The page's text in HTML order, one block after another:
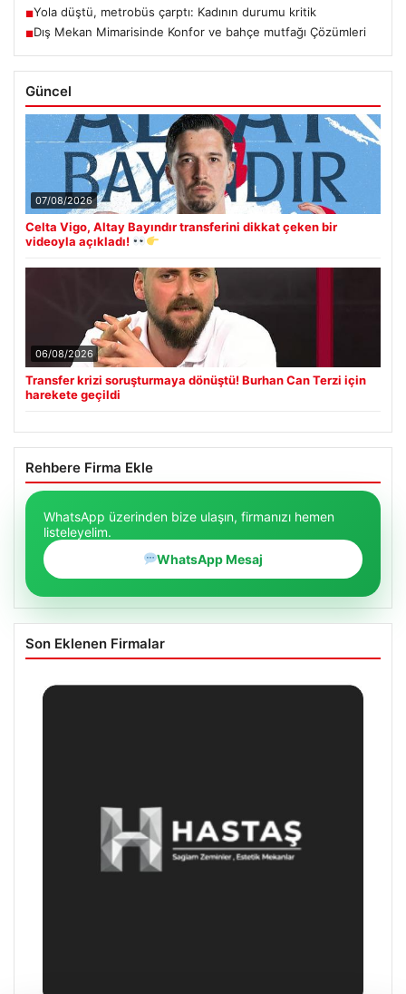
■Yola düştü, metrobüs çarptı: Kadının durumu kritik
■Dış Mekan Mimarisinde Konfor ve bahçe mutfağı Çözümleri
Güncel
07/08/2026
Celta Vigo, Altay Bayındır transferini dikkat çeken bir
videoyla açıkladı!
06/08/2026
Transfer krizi soruşturmaya dönüştü! Burhan Can Terzi için
harekete geçildi
Rehbere Firma Ekle
WhatsApp üzerinden bize ulaşın, firmanızı hemen
listeleyelim.
WhatsApp Mesaj
Son Eklenen Firmalar